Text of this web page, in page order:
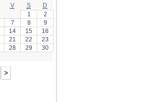
V S
D
1
2
7 8
9
14 15
16
21 22
23
28 29
30